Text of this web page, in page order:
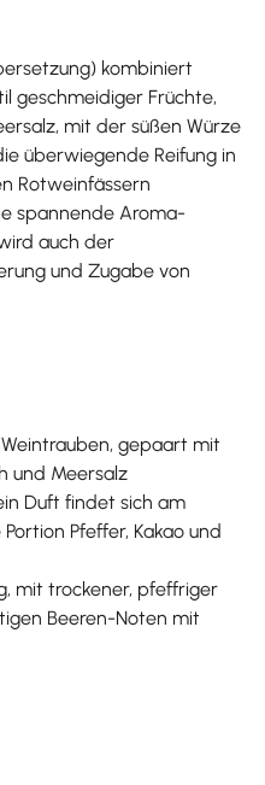
kombiniert
geschmeidiger Früchte,
mit der süßen Würze
überwiegende Reifung in
Rotweinfässern
spannende Aroma-
auch der
und Zugabe von
gepaart mit
und Meersalz
Duft findet sich am
Pfeffer, Kakao und
mit trockener, pfeffriger
Beeren-Noten mit